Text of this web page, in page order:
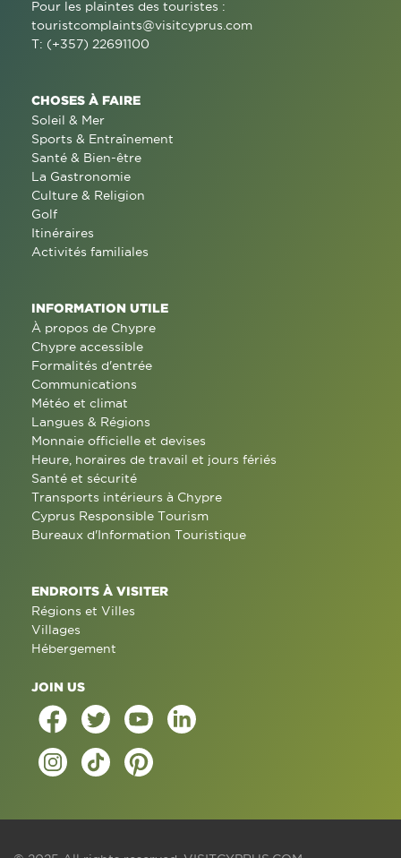
Pour les plaintes des touristes :
touristcomplaints@visitcyprus.com
T: (+357) 22691100
CHOSES À FAIRE
Soleil & Mer
Sports & Entraînement
Santé & Bien-être
La Gastronomie
Culture & Religion
Golf
Itinéraires
Activités familiales
INFORMATION UTILE
À propos de Chypre
Chypre accessible
Formalités d'entrée
Communications
Météo et climat
Langues & Régions
Monnaie officielle et devises
Heure, horaires de travail et jours fériés
Santé et sécurité
Transports intérieurs à Chypre
Cyprus Responsible Tourism
Bureaux d'Information Touristique
ENDROITS À VISITER
Régions et Villes
Villages
Hébergement
JOIN US